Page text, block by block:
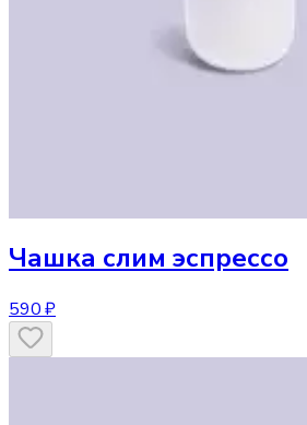
Чашка слим эспрессо
590 ₽